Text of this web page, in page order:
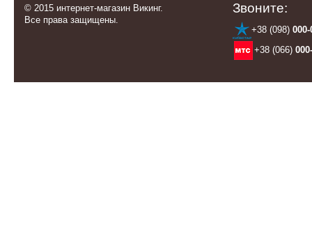
© 2015 интернет-магазин Викинг.
Все права защищены.
Звоните:
+38 (098) 000-
+38 (066)